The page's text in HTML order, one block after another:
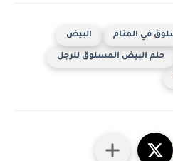
في المنام البيض
حلم البيض المسلوق للرجل